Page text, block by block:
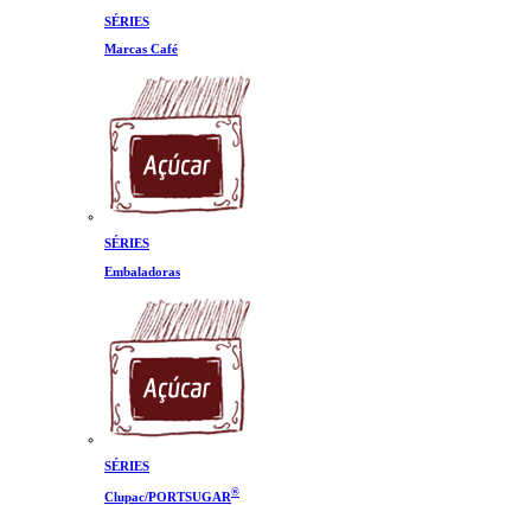
SÉRIES
Marcas Café
SÉRIES
Embaladoras
SÉRIES
Clupac/PORTSUGAR®